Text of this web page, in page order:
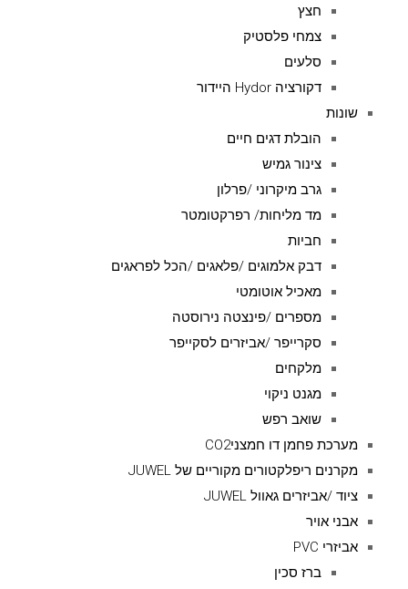
חצץ
צמחי פלסטיק
סלעים
דקורציה Hydor היידור
שונות
הובלת דגים חיים
צינור גמיש
גרב מיקרוני /פרלון
מד מליחות/ רפרקטומטר
חביות
דבק אלמוגים /פלאגים /הכל לפראגים
מאכיל אוטומטי
מספרים /פינצטה נירוסטה
סקרייפר /אביזרים לסקייפר
מלקחים
מגנט ניקוי
שואב רפש
מערכת פחמן דו חמצניCO2
מקרנים ריפלקטורים מקוריים של JUWEL
ציוד /אביזרים גאוול JUWEL
אבני אויר
אביזרי PVC
ברז סכין